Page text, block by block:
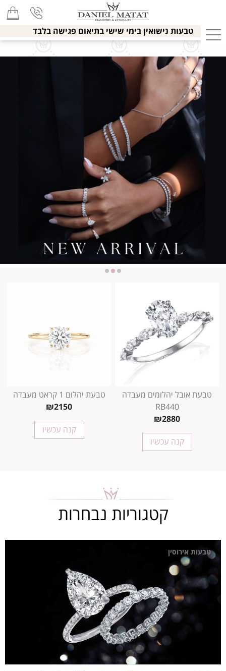
טבעות נישואין בימי שישי בתיאום פגישה בלבד
טבעת יהלום 1 קראט מעבדה
₪2150
קנה עכשיו
טבעת אובל יהלומים מעבדה
RB440
₪2880
קנה עכשיו
קטגוריות נבחרות
טבעות אירוסין